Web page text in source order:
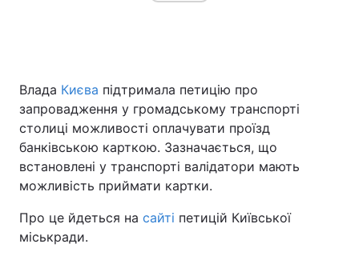
Влада Києва підтримала петицію про
запровадження у громадському транспорті
столиці можливості оплачувати проїзд
банківською карткою. Зазначається, що
встановлені у транспорті валідатори мають
можливість приймати картки.
Про це йдеться на сайті петицій Київської
міськради.